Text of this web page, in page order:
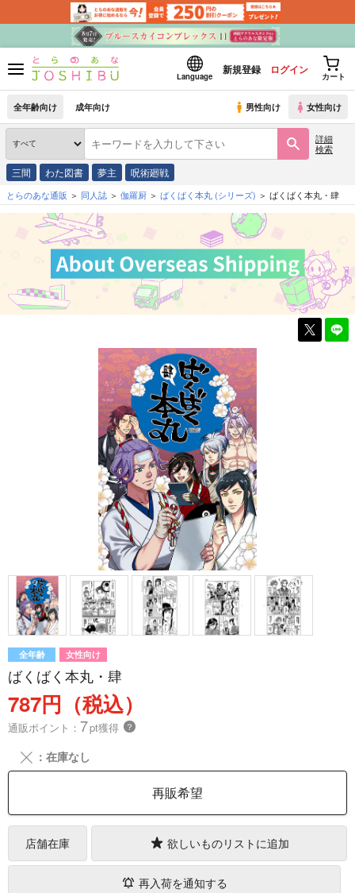
Language
新規登録 ログイン
カート
全年齢向け 成年向け 男性向け 女性向け
詳細
検索
三間 わた図書 夢主 呪術廻戦
とらのあな通販 同人誌 伽羅厨 ばくばく本丸 (シリーズ) ばくばく本丸・肆
全年齢 女性向け
ばくばく本丸・肆
787円（税込）
通販ポイント： 7pt獲得 ？
╳ ：在庫なし
再販希望
店舗在庫 欲しいものリストに追加
再入荷を通知する